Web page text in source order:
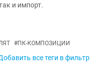
и импорт.
#ПК-КОМПОЗИЦИИ
все теги в фильтр